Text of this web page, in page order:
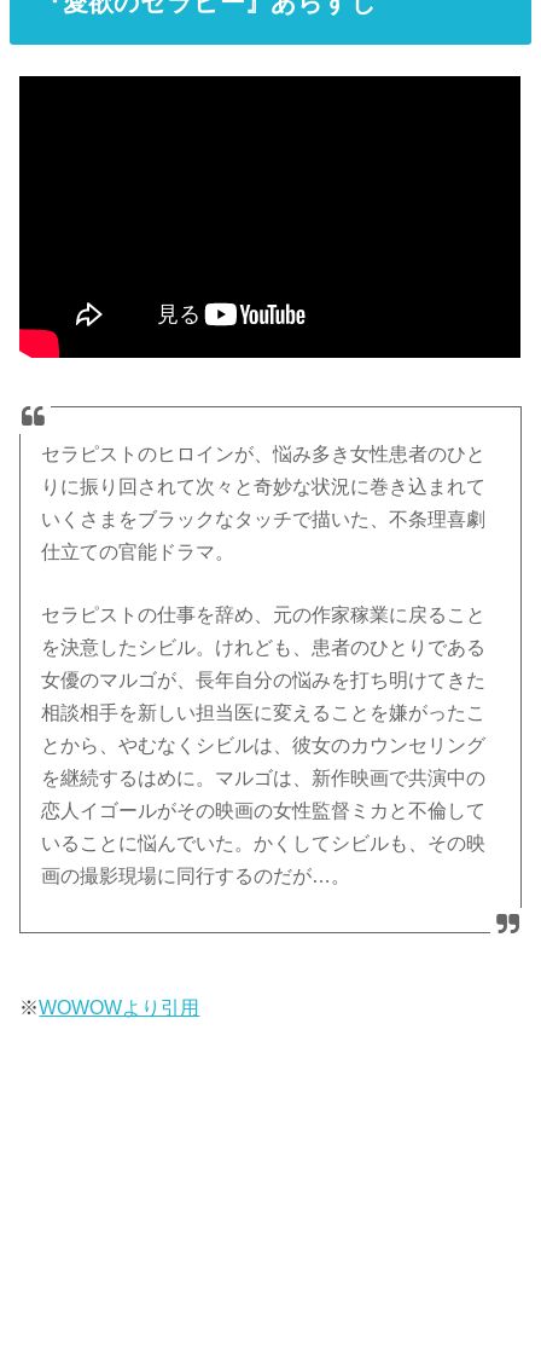
セラピストのヒロインが、悩み多き女性患者のひと
りに振り回されて次々と奇妙な状況に巻き込まれて
いくさまをブラックなタッチで描いた、不条理喜劇
仕立ての官能ドラマ。
セラピストの仕事を辞め、元の作家稼業に戻ること
を決意したシビル。けれども、患者のひとりである
女優のマルゴが、長年自分の悩みを打ち明けてきた
相談相手を新しい担当医に変えることを嫌がったこ
とから、やむなくシビルは、彼女のカウンセリング
を継続するはめに。マルゴは、新作映画で共演中の
恋人イゴールがその映画の女性監督ミカと不倫して
いることに悩んでいた。かくしてシビルも、その映
画の撮影現場に同行するのだが…。
※WOWOWより引用